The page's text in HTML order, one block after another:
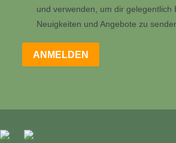
und verwenden, um dir gelegentlich
Neuigkeiten und Angebote zu
ANMELDEN